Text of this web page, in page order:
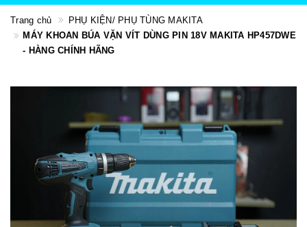
Trang chủ
PHỤ KIỆN/ PHỤ TÙNG MAKITA
MÁY KHOAN BÚA VẶN VÍT DÙNG PIN 18V MAKITA HP457DWE
- HÀNG CHÍNH HÃNG